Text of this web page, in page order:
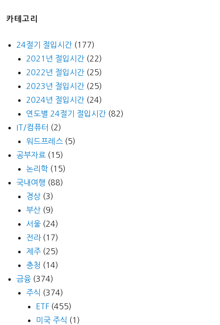
카테고리
24절기 절입시간 (177)
2021년 절입시간 (22)
2022년 절입시간 (25)
2023년 절입시간 (25)
2024년 절입시간 (24)
연도별 24절기 절입시간 (82)
IT/컴퓨터 (2)
워드프레스 (5)
공부자료 (15)
논리학 (15)
국내여행 (88)
경상 (3)
부산 (9)
서울 (24)
전라(17)
제주 (25)
충청 (14)
금융 (374)
주식 (374)
ETF (455)
미국 주식 (1)